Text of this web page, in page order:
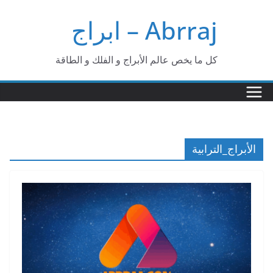
Abrraj – ابراج
كل ما يخص عالم الأبراج و الفلك و الطاقة
الأبراج_الترابية